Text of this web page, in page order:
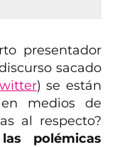
presentador
sacado
) se están
medios de
al respecto?
las polémicas